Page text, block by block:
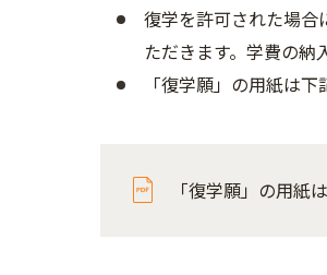
復学を許可された場合
ただきます。学費の納
「復学願」の用紙は
「復学願」の用紙